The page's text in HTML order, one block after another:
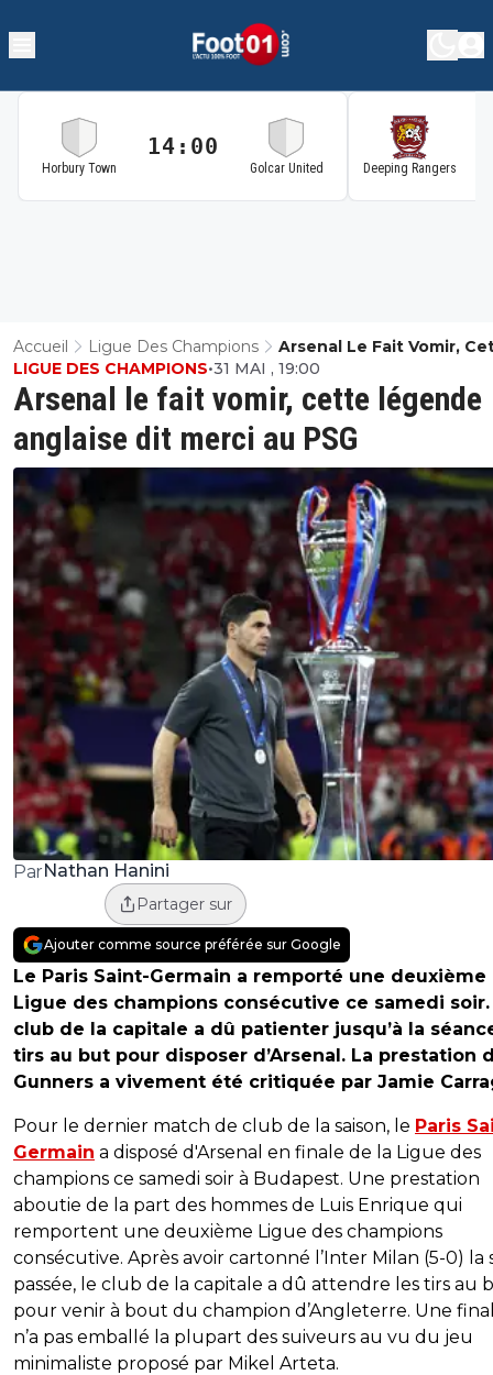
Horbury Town
14:00
Golcar United Deeping Rangers
Accueil Ligue Des Champions
Arsenal Le Fait Vomir,
Légende Anglaise Dit
PSG
Arsenal le fait vomir, cette légende
anglaise dit merci au PSG
LIGUE DES CHAMPIONS•31 MAI , 19:00
ParNathan Hanini
Partager sur
Ajouter comme source préférée sur Google
Le Paris Saint-Germain a remporté une deuxième
Ligue des champions consécutive ce samedi soir.
club de la capitale a dû patienter jusqu’à la
tirs au but pour disposer d’Arsenal. La prestation
Gunners a vivement été critiquée par Jamie
Pour le dernier match de club de la saison, le Paris
Germain a disposé d'Arsenal en finale de la Ligue des
champions ce samedi soir à Budapest. Une prestation
aboutie de la part des hommes de Luis Enrique qui
remportent une deuxième Ligue des champions
consécutive. Après avoir cartonné l’Inter Milan (5-0) la
passée, le club de la capitale a dû attendre les tirs au
pour venir à bout du champion d’Angleterre. Une
n’a pas emballé la plupart des suiveurs au vu du jeu
minimaliste proposé par Mikel Arteta.